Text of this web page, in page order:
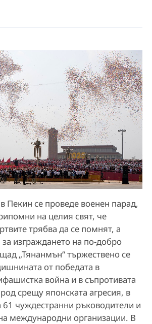
Пекин се проведе военен парад,
на целия свят, че
трябва да се помнят, а
изграждането на по-добро
„Тянанмън“ тържествено се
от победата в
война и в съпротивата
срещу японската агресия, в
61 чуждестранни ръководители и
международни организации. В